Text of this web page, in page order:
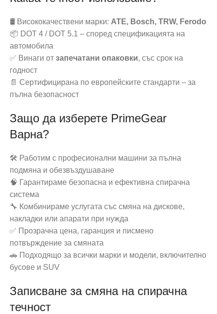
🛢️ Висококачествени марки: ATE, Bosch, TRW, Ferodo
📦 DOT 4 / DOT 5.1 – според спецификацията на
автомобила
✅ Винаги от запечатани опаковки, със срок на
годност
📄 Сертифицирана по европейските стандарти – за
пълна безопасност
Защо да изберете PrimeGear
Варна?
🛠️ Работим с професионални машини за пълна
подмяна и обезвъздушаване
🧠 Гарантираме безопасна и ефективна спирачна
система
🔧 Комбинираме услугата със смяна на дискове,
накладки или апарати при нужда
✅ Прозрачна цена, гаранция и писмено
потвърждение за смяната
🚗 Подходящо за всички марки и модели, включително
бусове и SUV
Записване за смяна на спирачна
течност